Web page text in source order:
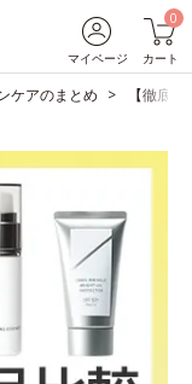
マイページ
0
カート
ケアのまとめ 【徹底